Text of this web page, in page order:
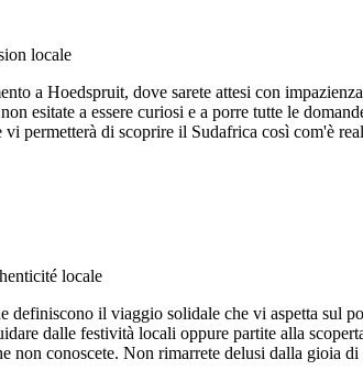
a Hoedspruit, dove sarete attesi con
esitate a essere curiosi e a porre tutte le
permetterà di scoprire il Sudafrica così com'è
definiscono il viaggio solidale che vi aspetta sul
dalle festività locali oppure partite alla
conoscete. Non rimarrete delusi dalla gioia